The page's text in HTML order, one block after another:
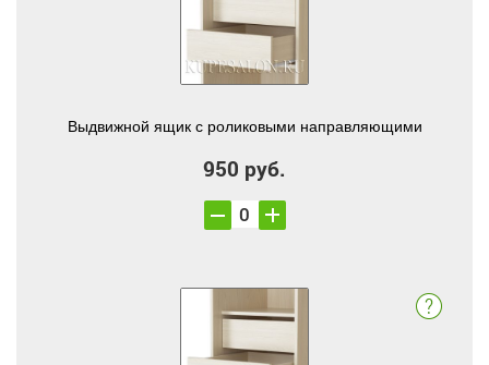
Выдвижной ящик с роликовыми направляющими
950 руб.